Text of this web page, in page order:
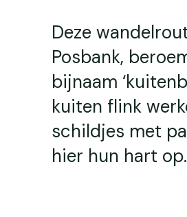
Deze
Posbank,
bijnaam
kuiten flink
schildjes met
hier hun hart op.